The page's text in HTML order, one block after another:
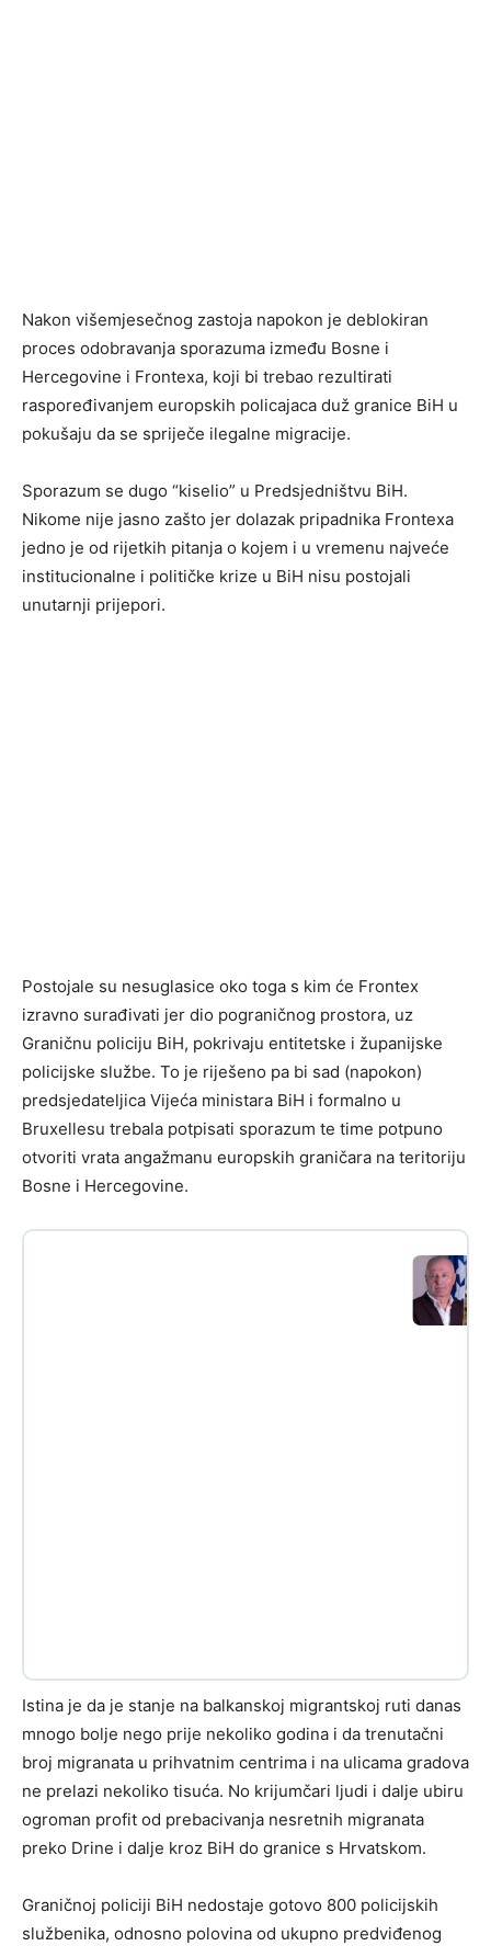
Nakon višemjesečnog zastoja napokon je deblokiran
proces odobravanja sporazuma između Bosne i
Hercegovine i Frontexa, koji bi trebao rezultirati
raspoređivanjem europskih policajaca duž granice BiH u
pokušaju da se spriječe ilegalne migracije.
Sporazum se dugo “kiselio” u Predsjedništvu BiH.
Nikome nije jasno zašto jer dolazak pripadnika Frontexa
jedno je od rijetkih pitanja o kojem i u vremenu najveće
institucionalne i političke krize u BiH nisu postojali
unutarnji prijepori.
Postojale su nesuglasice oko toga s kim će Frontex
izravno surađivati jer dio pograničnog prostora, uz
Graničnu policiju BiH, pokrivaju entitetske i županijske
policijske službe. To je riješeno pa bi sad (napokon)
predsjedateljica Vijeća ministara BiH i formalno u
Bruxellesu trebala potpisati sporazum te time potpuno
otvoriti vrata angažmanu europskih graničara na teritoriju
Bosne i Hercegovine.
Istina je da je stanje na balkanskoj migrantskoj ruti danas
mnogo bolje nego prije nekoliko godina i da trenutačni
broj migranata u prihvatnim centrima i na ulicama gradova
ne prelazi nekoliko tisuća. No krijumčari ljudi i dalje ubiru
ogroman profit od prebacivanja nesretnih migranata
preko Drine i dalje kroz BiH do granice s Hrvatskom.
Graničnoj policiji BiH nedostaje gotovo 800 policijskih
službenika, odnosno polovina od ukupno predviđenog